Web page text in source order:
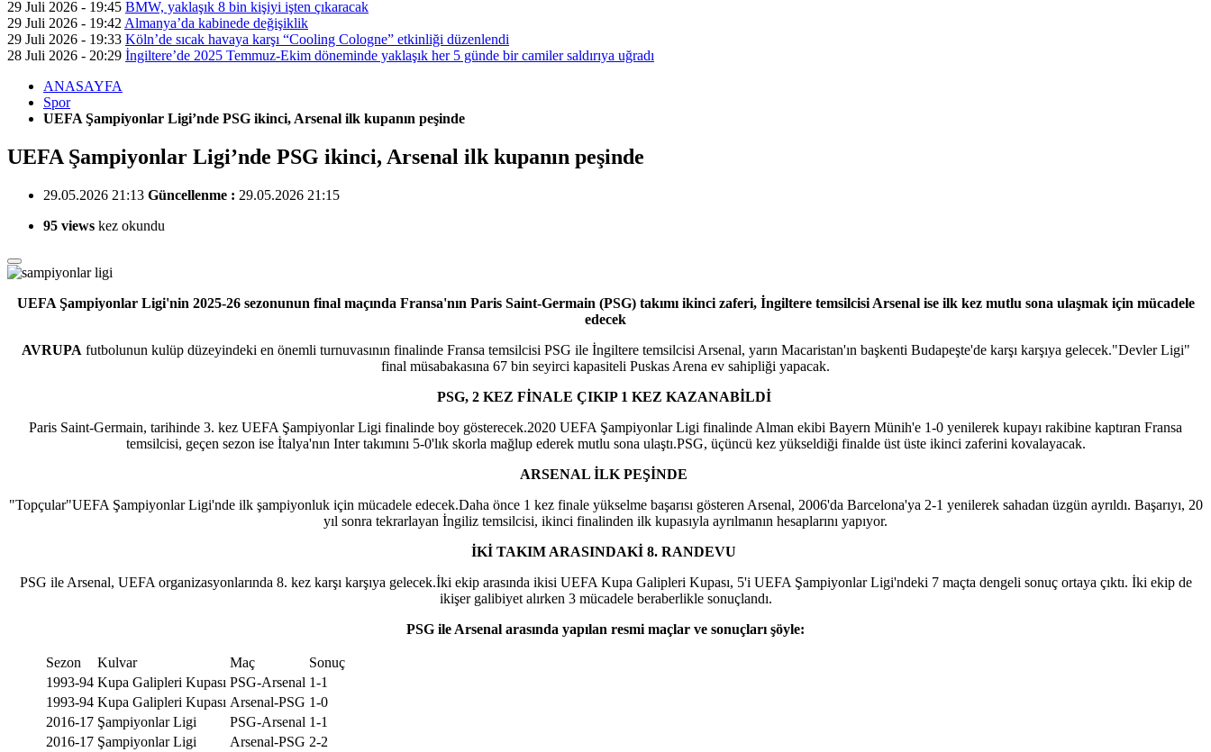
29 Juli 2026 - 19:45 BMW, yaklaşık 8 bin kişiyi işten çıkaracak
29 Juli 2026 - 19:42 Almanya’da kabinede değişiklik
29 Juli 2026 - 19:33 Köln’de sıcak havaya karşı “Cooling Cologne” etkinliği düzenlendi
28 Juli 2026 - 20:29 İngiltere’de 2025 Temmuz-Ekim döneminde yaklaşık her 5 günde bir camiler saldırıya uğradı
ANASAYFA
Spor
UEFA Şampiyonlar Ligi’nde PSG ikinci, Arsenal ilk kupanın peşinde
UEFA Şampiyonlar Ligi’nde PSG ikinci, Arsenal ilk kupanın peşinde
29.05.2026 21:13 Güncellenme : 29.05.2026 21:15
95 views kez okundu
UEFA Şampiyonlar Ligi'nin 2025-26 sezonunun final maçında Fransa'nın Paris Saint-Germain (PSG) takımı ikinci zaferi, İngiltere temsilcisi Arsenal ise ilk kez mutlu sona ulaşmak için mücadele
edecek
AVRUPA futbolunun kulüp düzeyindeki en önemli turnuvasının finalinde Fransa temsilcisi PSG ile İngiltere temsilcisi Arsenal, yarın Macaristan'ın başkenti Budapeşte'de karşı karşıya gelecek."Devler Ligi"
final müsabakasına 67 bin seyirci kapasiteli Puskas Arena ev sahipliği yapacak.
PSG, 2 KEZ FİNALE ÇIKIP 1 KEZ KAZANABİLDİ
Paris Saint-Germain, tarihinde 3. kez UEFA Şampiyonlar Ligi finalinde boy gösterecek.2020 UEFA Şampiyonlar Ligi finalinde Alman ekibi Bayern Münih'e 1-0 yenilerek kupayı rakibine kaptıran Fransa
temsilcisi, geçen sezon ise İtalya'nın Inter takımını 5-0'lık skorla mağlup ederek mutlu sona ulaştı.PSG, üçüncü kez yükseldiği finalde üst üste ikinci zaferini kovalayacak.
ARSENAL İLK PEŞİNDE
"Topçular"UEFA Şampiyonlar Ligi'nde ilk şampiyonluk için mücadele edecek.Daha önce 1 kez finale yükselme başarısı gösteren Arsenal, 2006'da Barcelona'ya 2-1 yenilerek sahadan üzgün ayrıldı. Başarıyı, 20
yıl sonra tekrarlayan İngiliz temsilcisi, ikinci finalinden ilk kupasıyla ayrılmanın hesaplarını yapıyor.
İKİ TAKIM ARASINDAKİ 8. RANDEVU
PSG ile Arsenal, UEFA organizasyonlarında 8. kez karşı karşıya gelecek.İki ekip arasında ikisi UEFA Kupa Galipleri Kupası, 5'i UEFA Şampiyonlar Ligi'ndeki 7 maçta dengeli sonuç ortaya çıktı. İki ekip de
ikişer galibiyet alırken 3 mücadele beraberlikle sonuçlandı.
PSG ile Arsenal arasında yapılan resmi maçlar ve sonuçları şöyle:
Sezon Kulvar Maç
Sonuç
1993-94 Kupa Galipleri Kupası PSG-Arsenal 1-1
1993-94 Kupa Galipleri Kupası Arsenal-PSG 1-0
2016-17 Şampiyonlar Ligi PSG-Arsenal 1-1
2016-17 Şampiyonlar Ligi Arsenal-PSG 2-2